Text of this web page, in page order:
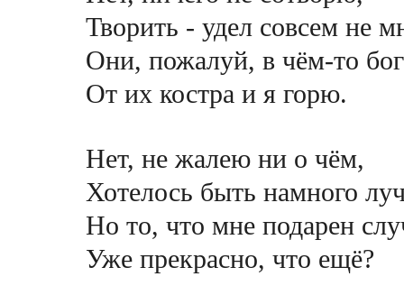
Творить - удел совсем не
Они, пожалуй, в чём-то
От их костра и я горю.
Нет, не жалею ни о чём,
Хотелось быть намного
Но то, что мне подарен
Уже прекрасно, что ещё?